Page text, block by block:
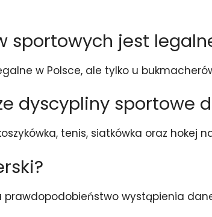
sportowych jest
w Polsce, ale tylko u
dyscypliny sportowe
tenis, siatkówka oraz hokej
prawdopodobieństwo wystąpienia